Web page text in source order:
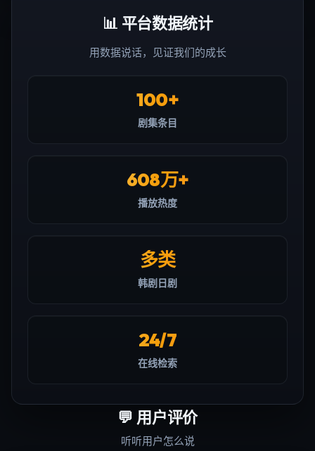
📊 平台数据统计
用数据说话，见证我们的成长
100+
剧集条目
608万+
播放热度
多类
韩剧日剧
24/7
在线检索
💬 用户评价
听听用户怎么说